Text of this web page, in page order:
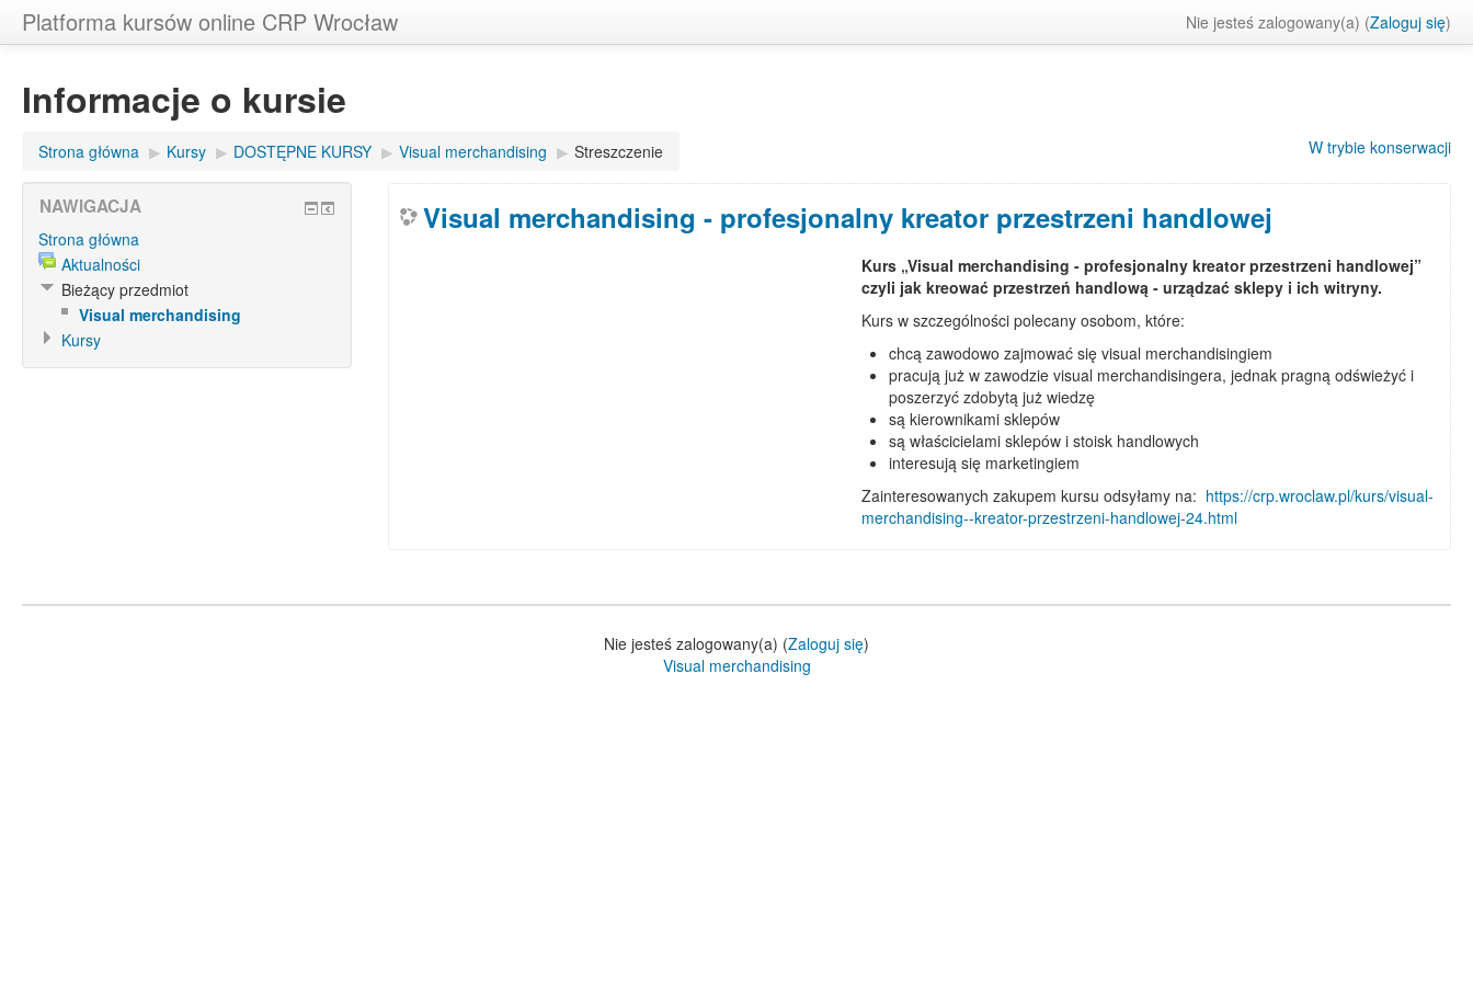
Platforma kursów online CRP Wrocław Nie jesteś zalogowany(a) (Zaloguj się)
Informacje o kursie
Strona główna ▶ Kursy ▶ DOSTĘPNE KURSY ▶ Visual merchandising ▶ Streszczenie W trybie konserwacji
Visual merchandising - profesjonalny kreator przestrzeni handlowej
Kurs „Visual merchandising - profesjonalny kreator przestrzeni handlowej”
czyli jak kreować przestrzeń handlową - urządzać sklepy i ich witryny.
Kurs w szczególności polecany osobom, które:
chcą zawodowo zajmować się visual merchandisingiem
pracują już w zawodzie visual merchandisingera, jednak pragną odświeżyć i
poszerzyć zdobytą już wiedzę
są kierownikami sklepów
są właścicielami sklepów i stoisk handlowych
interesują się marketingiem
Zainteresowanych zakupem kursu odsyłamy na: https://crp.wroclaw.pl/kurs/visual-
merchandising--kreator-przestrzeni-handlowej-24.html
NAWIGACJA
Strona główna
Aktualności
Bieżący przedmiot
Visual merchandising
Kursy
Nie jesteś zalogowany(a) (Zaloguj się)
Visual merchandising